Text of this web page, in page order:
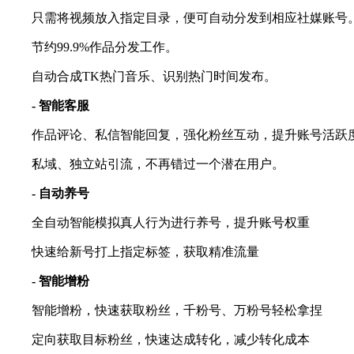
只需将视频放入指定目录，便可自动分发到相应社媒账号
节约99.9%作品分发工作。
自动合成TK热门音乐、识别热门时间发布。
- 智能客服
作品评论、私信智能回复，强化粉丝互动，提升账号活跃
私域、独立站引流，不再错过一个潜在用户。
- 自动养号
全自动智能模拟真人行为进行养号，提升账号权重
快速给新号打上指定标签，获取精准流量
- 智能增粉
智能增粉，快速获取粉丝，千粉号、万粉号轻松拿捏
定向获取目标粉丝，快速达成转化，减少转化成本